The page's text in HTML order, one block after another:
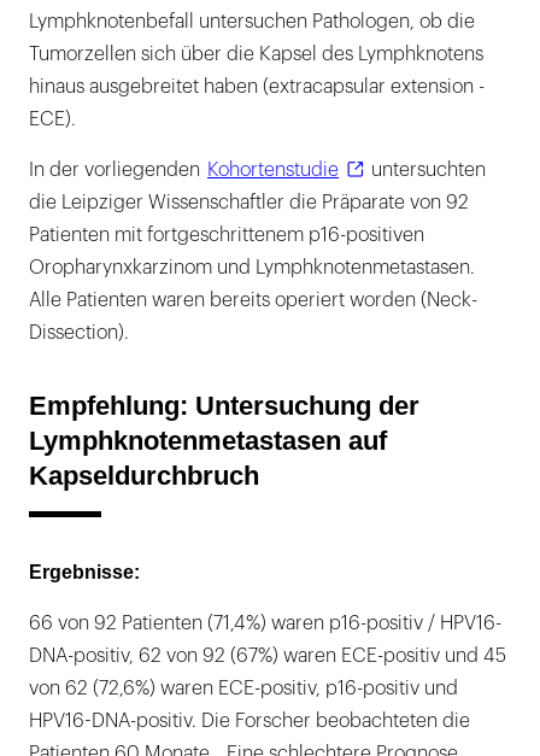
Lymphknotenbefall untersuchen Pathologen, ob die
Tumorzellen sich über die Kapsel des Lymphknotens
hinaus ausgebreitet haben (extracapsular extension -
ECE).
In der vorliegenden Kohortenstudie
untersuchten
die Leipziger Wissenschaftler die Präparate von 92
Patienten mit fortgeschrittenem p16-positiven
Oropharynxkarzinom und Lymphknotenmetastasen.
Alle Patienten waren bereits operiert worden (Neck-
Dissection).
Empfehlung: Untersuchung der
Lymphknotenmetastasen auf
Kapseldurchbruch
Ergebnisse:
66 von 92 Patienten (71,4%) waren p16-positiv / HPV16-
DNA-positiv, 62 von 92 (67%) waren ECE-positiv und 45
von 62 (72,6%) waren ECE-positiv, p16-positiv und
HPV16-DNA-positiv. Die Forscher beobachteten die